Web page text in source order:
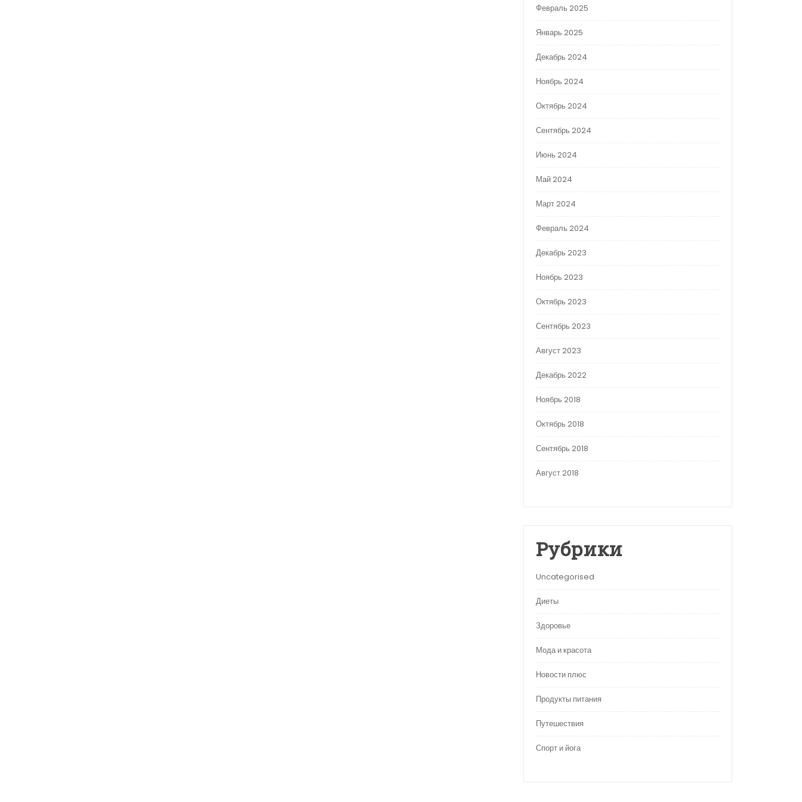
Февраль 2025
Январь 2025
Декабрь 2024
Ноябрь 2024
Октябрь 2024
Сентябрь 2024
Июнь 2024
Май 2024
Март 2024
Февраль 2024
Декабрь 2023
Ноябрь 2023
Октябрь 2023
Сентябрь 2023
Август 2023
Декабрь 2022
Ноябрь 2018
Октябрь 2018
Сентябрь 2018
Август 2018
Рубрики
Uncategorised
Диеты
Здоровье
Мода и красота
Новости плюс
Продукты питания
Путешествия
Спорт и йога